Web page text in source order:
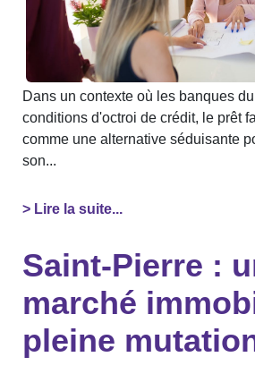
Dans un contexte où les banques
conditions d'octroi de crédit, le prêt
comme une alternative séduisante
son...
> Lire la suite...
Saint-Pierre :
marché
pleine